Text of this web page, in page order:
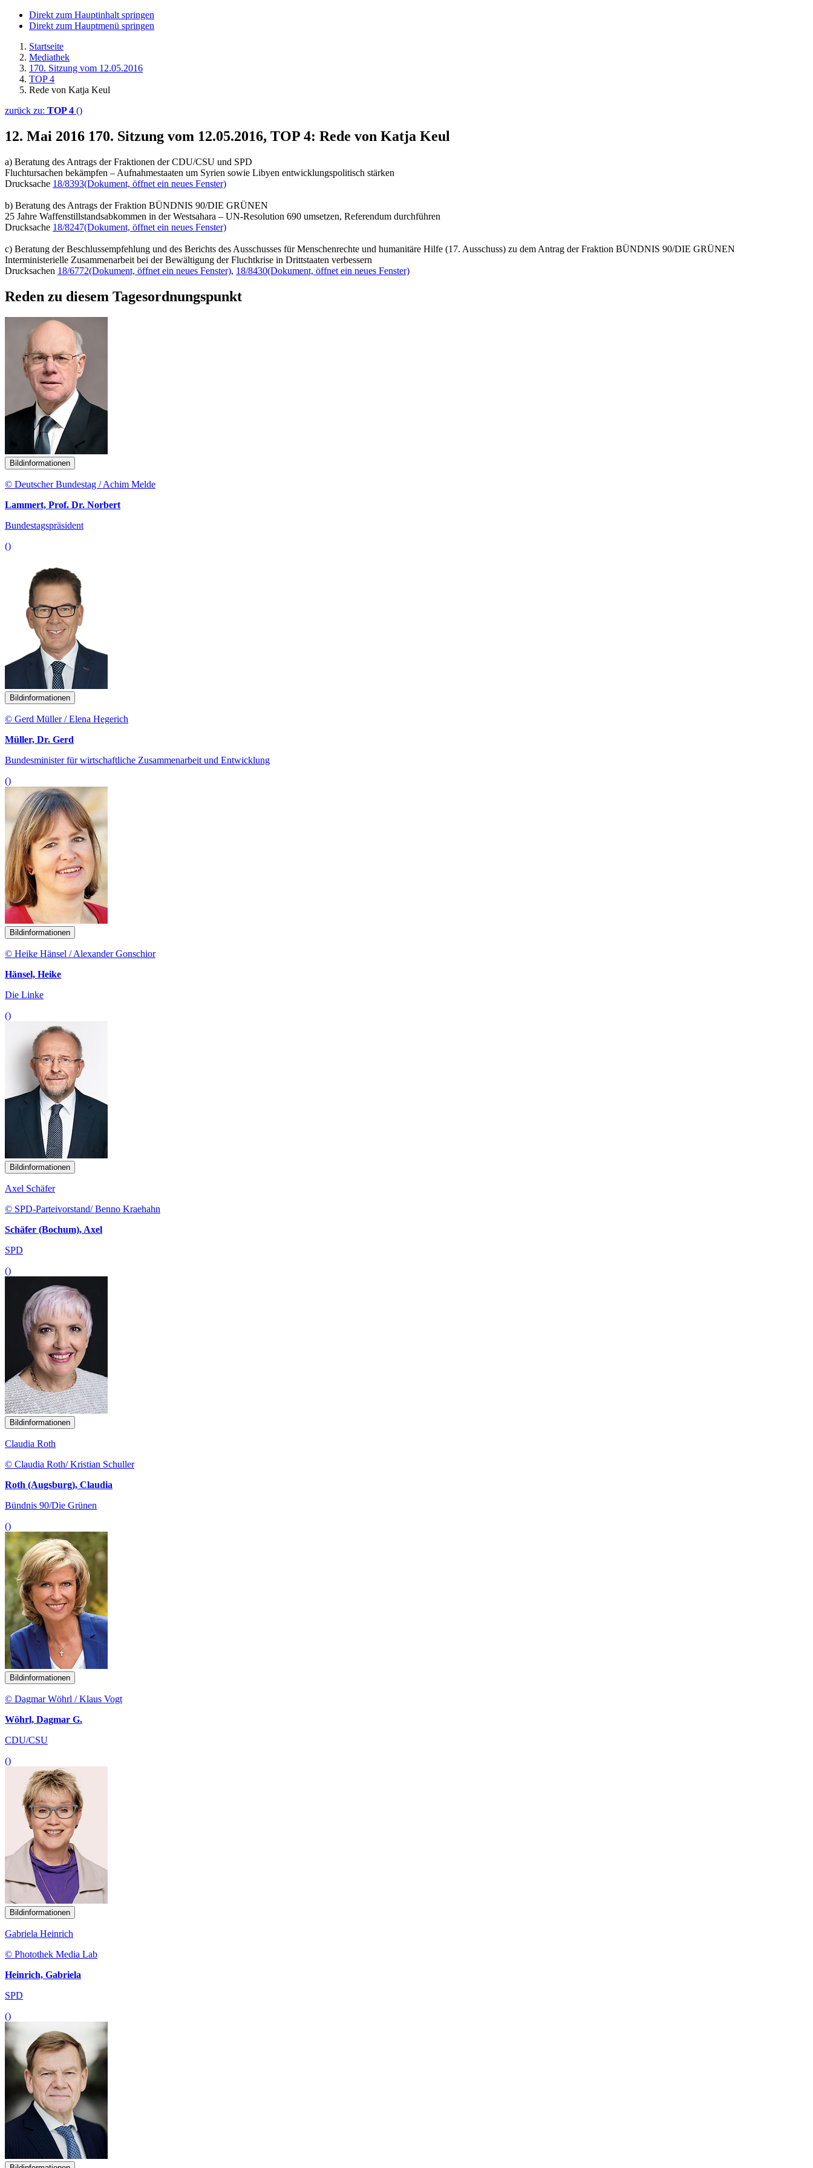
Direkt zum Hauptinhalt springen
Direkt zum Hauptmenü springen
Startseite
Mediathek
170. Sitzung vom 12.05.2016
TOP 4
Rede von Katja Keul
zurück zu: TOP 4 ()
12. Mai 2016 170. Sitzung vom 12.05.2016, TOP 4: Rede von Katja Keul
a) Beratung des Antrags der Fraktionen der CDU/CSU und SPD
Fluchtursachen bekämpfen – Aufnahmestaaten um Syrien sowie Libyen entwicklungspolitisch stärken
Drucksache 18/8393(Dokument, öffnet ein neues Fenster)
b) Beratung des Antrags der Fraktion BÜNDNIS 90/DIE GRÜNEN
25 Jahre Waffenstillstandsabkommen in der Westsahara – UN-Resolution 690 umsetzen, Referendum durchführen
Drucksache 18/8247(Dokument, öffnet ein neues Fenster)
c) Beratung der Beschlussempfehlung und des Berichts des Ausschusses für Menschenrechte und humanitäre Hilfe (17. Ausschuss) zu dem Antrag der Fraktion BÜNDNIS 90/DIE GRÜNEN
Interministerielle Zusammenarbeit bei der Bewältigung der Fluchtkrise in Drittstaaten verbessern
Drucksachen 18/6772(Dokument, öffnet ein neues Fenster), 18/8430(Dokument, öffnet ein neues Fenster)
Reden zu diesem Tagesordnungspunkt
Bildinformationen
© Deutscher Bundestag / Achim Melde
Lammert, Prof. Dr. Norbert
Bundestagspräsident
()
Bildinformationen
© Gerd Müller / Elena Hegerich
Müller, Dr. Gerd
Bundesminister für wirtschaftliche Zusammenarbeit und Entwicklung
()
Bildinformationen
© Heike Hänsel / Alexander Gonschior
Hänsel, Heike
Die Linke
()
Bildinformationen
Axel Schäfer
© SPD-Parteivorstand/ Benno Kraehahn
Schäfer (Bochum), Axel
SPD
()
Bildinformationen
Claudia Roth
© Claudia Roth/ Kristian Schuller
Roth (Augsburg), Claudia
Bündnis 90/Die Grünen
()
Bildinformationen
© Dagmar Wöhrl / Klaus Vogt
Wöhrl, Dagmar G.
CDU/CSU
()
Bildinformationen
Gabriela Heinrich
© Photothek Media Lab
Heinrich, Gabriela
SPD
()